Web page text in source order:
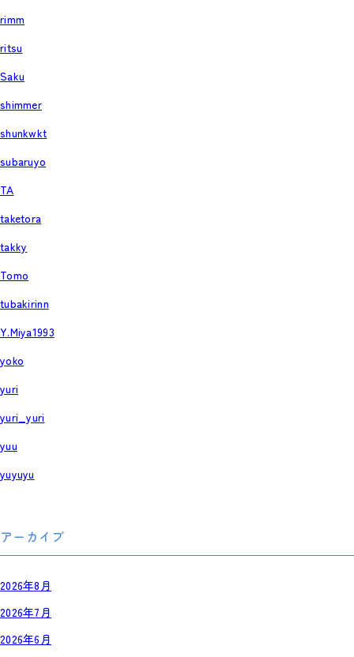
rimm
ritsu
Saku
shimmer
shunkwkt
subaruyo
TA
taketora
takky
Tomo
tubakirinn
Y.Miya1993
yoko
yuri
yuri_yuri
yuu
yuyuyu
アーカイブ
2026年8月
2026年7月
2026年6月